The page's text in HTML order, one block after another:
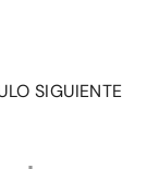
SIGUIENTE